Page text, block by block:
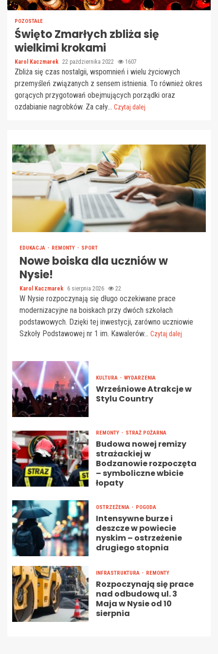
POZOSTAŁE
Święto Zmarłych zbliża się
wielkimi krokami
Karol Kaczmarek 22 października 2022 1607
Zbliża się czas nostalgii, wspomnień i wielu życiowych
przemyśleń związanych z sensem istnienia. To również okres
gorących przygotowań obejmujących porządki oraz
ozdabianie nagrobków. Za cały... Czytaj dalej
EDUKACJA REMONTY SPORT
Nowe boiska dla uczniów w
Nysie!
Karol Kaczmarek 6 sierpnia 2026 22
W Nysie rozpoczynają się długo oczekiwane prace
modernizacyjne na boiskach przy dwóch szkołach
podstawowych. Dzięki tej inwestycji, zarówno uczniowie
Szkoły Podstawowej nr 1 im. Kawalerów... Czytaj dalej
KULTURA WYDARZENIA
Wrześniowe Atrakcje w
Stylu Country
REMONTY STRAŻ POŻARNA
Budowa nowej remizy
strażackiej w
Bodzanowie rozpoczęta
– symboliczne wbicie
łopaty
OSTRZEŻENIA POGODA
Intensywne burze i
deszcze w powiecie
nyskim – ostrzeżenie
drugiego stopnia
INFRASTRUKTURA REMONTY
Rozpoczynają się prace
nad odbudową ul. 3
Maja w Nysie od 10
sierpnia